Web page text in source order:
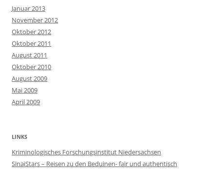
Januar 2013
November 2012
Oktober 2012
Oktober 2011
August 2011
Oktober 2010
August 2009
Mai 2009
April 2009
LINKS
Kriminologisches Forschungsinstitut Niedersachsen
SinaiStars – Reisen zu den Beduinen- fair und authentisch